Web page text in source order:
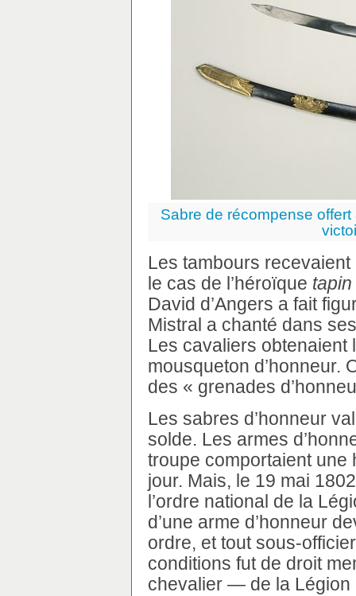
Sabre de récompense
Les tambours recevaient
le cas de l’héroïque tapin
David d’Angers a fait
Mistral a chanté dans
Les cavaliers obtenaient
mousqueton d’honneur.
des « grenades
Les sabres d’honneur
solde. Les armes
troupe comportaient une
jour. Mais, le 19 mai
l’ordre national de la
d’une arme d’honneur
ordre, et tout sous-
conditions fut de droit
chevalier — de la Légion